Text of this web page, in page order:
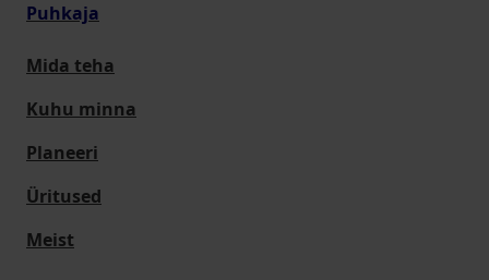
Puhkaja
Mida teha
Kuhu minna
Planeeri
Üritused
Meist